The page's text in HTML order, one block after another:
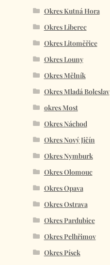
Okres Kutná Hora
Okres Liberec
Okres Litoměřice
Okres Louny
Okres Mělník
Okres Mladá Boleslav
okres Most
Okres Náchod
Okres Nový Jičín
Okres Nymburk
Okres Olomouc
Okres Opava
Okres Ostrava
Okres Pardubice
Okres Pelhřimov
Okres Písek